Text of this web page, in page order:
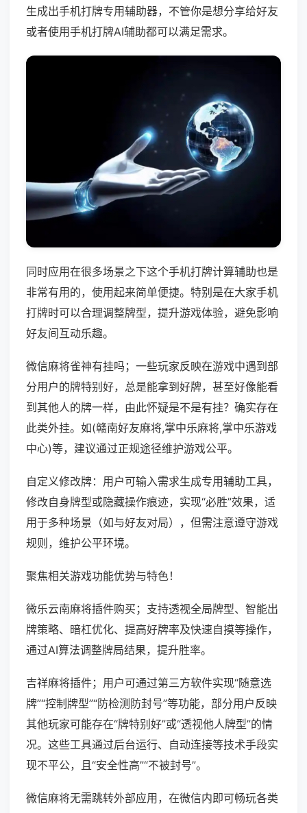
生成出手机打牌专用辅助器，不管你是想分享给好友
或者使用手机打牌AI辅助都可以满足需求。
同时应用在很多场景之下这个手机打牌计算辅助也是
非常有用的，使用起来简单便捷。特别是在大家手机
打牌时可以合理调整牌型，提升游戏体验，避免影响
好友间互动乐趣。
微信麻将雀神有挂吗；一些玩家反映在游戏中遇到部
分用户的牌特别好，总是能拿到好牌，甚至好像能看
到其他人的牌一样，由此怀疑是不是有挂？确实存在
此类外挂。如(赣南好友麻将,掌中乐麻将,掌中乐游戏
中心)等，建议通过正规途径维护游戏公平。
自定义修改牌：用户可输入需求生成专用辅助工具，
修改自身牌型或隐藏操作痕迹，实现“必胜”效果，适
用于多种场景（如与好友对局），但需注意遵守游戏
规则，维护公平环境。
聚焦相关游戏功能优势与特色！
微乐云南麻将插件购买；支持透视全局牌型、智能出
牌策略、暗杠优化、提高好牌率及快速自摸等操作，
通过AI算法调整牌局结果，提升胜率。
吉祥麻将插件；用户可通过第三方软件实现“随意选
牌”“控制牌型”“防检测防封号”等功能，部分用户反映
其他玩家可能存在“牌特别好”或“透视他人牌型”的情
况。这些工具通过后台运行、自动连接等技术手段实
现不平公，且“安全性高”“不被封号”。
微信麻将无需跳转外部应用，在微信内即可畅玩各类